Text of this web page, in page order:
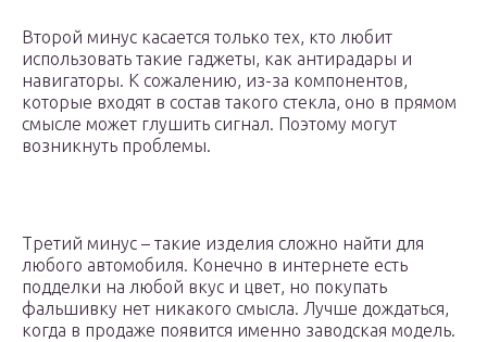
Второй минус касается только тех, кто любит
использовать такие гаджеты, как антирадары и
навигаторы. К сожалению, из-за компонентов,
которые входят в состав такого стекла, оно в прямом
смысле может глушить сигнал. Поэтому могут
возникнуть проблемы.
Третий минус – такие изделия сложно найти для
любого автомобиля. Конечно в интернете есть
подделки на любой вкус и цвет, но покупать
фальшивку нет никакого смысла. Лучше дождаться,
когда в продаже появится именно заводская модель.